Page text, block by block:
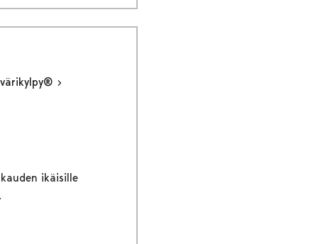
ikäisille